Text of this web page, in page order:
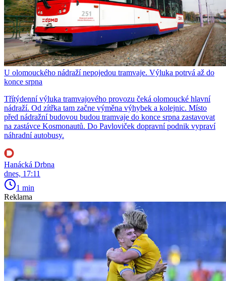
U olomouckého nádraží nepojedou tramvaje. Výluka potrvá až do
konce srpna
Třítýdenní výluka tramvajového provozu čeká olomoucké hlavní
nádraží. Od zítřka tam začne výměna výhybek a kolejnic. Místo
před nádražní budovou budou tramvaje do konce srpna zastavovat
na zastávce Kosmonautů. Do Pavloviček dopravní podnik vypraví
náhradní autobusy.
Hanácká Drbna
dnes, 17:11
1 min
Reklama